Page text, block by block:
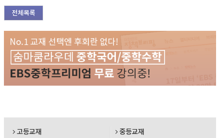
전체목록
고등교재 중등교재